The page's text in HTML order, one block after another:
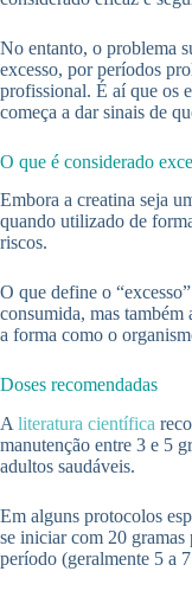
No entanto, o problema
excesso, por períodos
profissional. É aí que os
começa a dar sinais de
O que é considerado
Embora a creatina seja
quando utilizado de
riscos.
O que define o
consumida, mas também
a forma como o
Doses recomendadas
A literatura científica
manutenção entre 3 e 5
adultos saudáveis.
Em alguns protocolos
se iniciar com 20
período (geralmente 5 a